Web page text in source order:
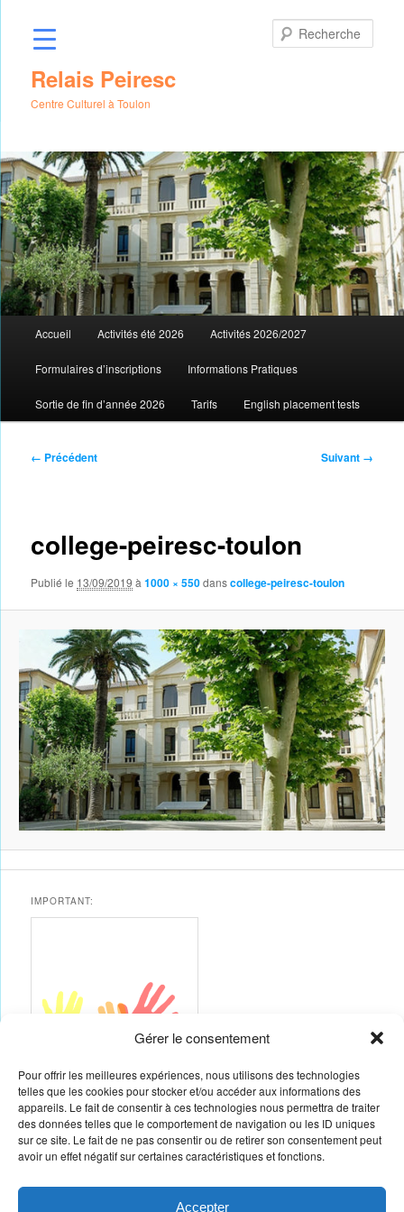
Gérer le consentement
Pour offrir les meilleures expériences, nous utilisons des technologies
telles que les cookies pour stocker et/ou accéder aux informations des
appareils. Le fait de consentir à ces technologies nous permettra de traiter
des données telles que le comportement de navigation ou les ID uniques
sur ce site. Le fait de ne pas consentir ou de retirer son consentement peut
avoir un effet négatif sur certaines caractéristiques et fonctions.
Accepter
contenu
Relais Peiresc
Centre Culturel à Toulon
principal
Accueil Activités été 2026 Activités 2026/2027
Formulaires d’inscriptions Informations Pratiques
Sortie de fin d’année 2026 Tarifs English placement tests
Navigation
← Précédent Suivant →
college-peiresc-toulon
Publié le 13/09/2019 à1000 × 550danscollege-peiresc-toulon
IMPORTANT:
Vous souhaitez animer des ateliers, exposer…
Toutes les compétences nous intéressent
Contactez nous et voyons ce que nous pouvons faire ensemble
09 51 06 66 20
07 82 14 62 08